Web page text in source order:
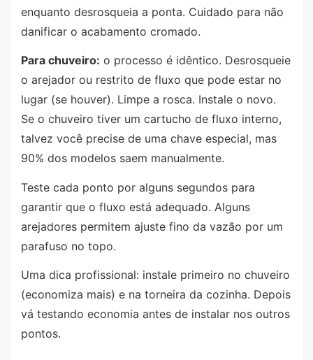
enquanto desrosqueia a ponta. Cuidado para não
danificar o acabamento cromado.
Para chuveiro: o processo é idêntico. Desrosqueie
o arejador ou restrito de fluxo que pode estar no
lugar (se houver). Limpe a rosca. Instale o novo.
Se o chuveiro tiver um cartucho de fluxo interno,
talvez você precise de uma chave especial, mas
90% dos modelos saem manualmente.
Teste cada ponto por alguns segundos para
garantir que o fluxo está adequado. Alguns
arejadores permitem ajuste fino da vazão por um
parafuso no topo.
Uma dica profissional: instale primeiro no chuveiro
(economiza mais) e na torneira da cozinha. Depois
vá testando economia antes de instalar nos outros
pontos.